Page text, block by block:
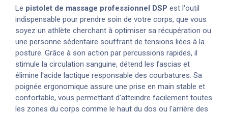
Le pistolet de massage professionnel DSP est l'outil
indispensable pour prendre soin de votre corps, que vous
soyez un athlète cherchant à optimiser sa récupération ou
une personne sédentaire souffrant de tensions liées à la
posture. Grâce à son action par percussions rapides, il
stimule la circulation sanguine, détend les fascias et
élimine l'acide lactique responsable des courbatures. Sa
poignée ergonomique assure une prise en main stable et
confortable, vous permettant d'atteindre facilement toutes
les zones du corps comme le haut du dos ou l'arrière des